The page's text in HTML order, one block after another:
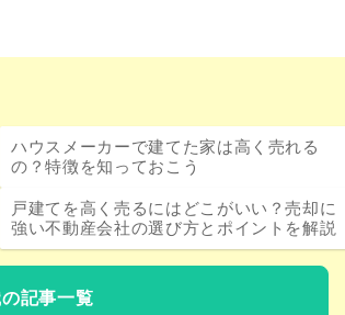
ハウスメーカーで建てた家は高く売れる
の？特徴を知っておこう
戸建てを高く売るにはどこがいい？売却に
強い不動産会社の選び方とポイントを解説
記事一覧